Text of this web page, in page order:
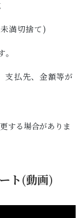
満切捨て)
支払先、金額等が
する場合がありま
ト(動画)